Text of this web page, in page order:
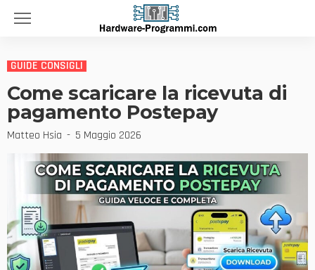
GUIDE CONSIGLI
Come scaricare la ricevuta di
pagamento Postepay
Matteo Hsia 5 Maggio 2026